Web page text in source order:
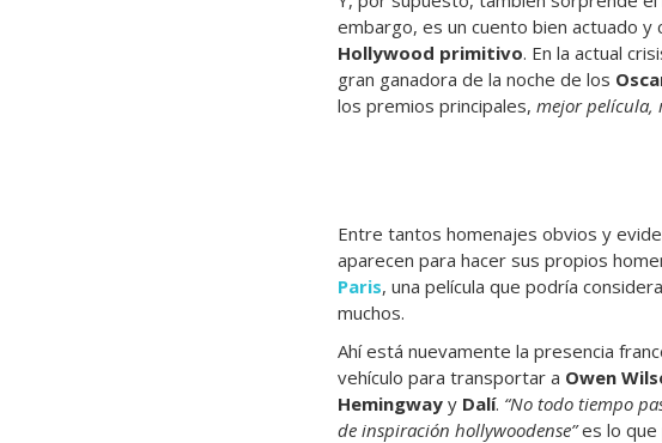
embargo, es un cuento bien actuado y
Hollywood primitivo. En la actual
gran ganadora de la noche de los
los premios principales, mejor película,
Entre tantos homenajes obvios y
aparecen para hacer sus propios
Paris, una película que podría
muchos.
Ahí está nuevamente la presencia
vehículo para transportar a Owen
Hemingway y Dalí. “No todo tiempo
de inspiración hollywoodense”es lo que